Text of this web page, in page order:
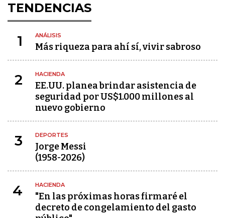
TENDENCIAS
1 ANÁLISIS
Más riqueza para ahí sí, vivir sabroso
2 HACIENDA
EE.UU. planea brindar asistencia de
seguridad por US$1.000 millones al
nuevo gobierno
3 DEPORTES
Jorge Messi
(1958-2026)
4 HACIENDA
"En las próximas horas firmaré el
decreto de congelamiento del gasto